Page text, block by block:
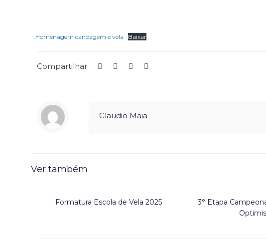
Homenagem canoagem e vela Baixar
Compartilhar
Claudio Maia
Ver também
Formatura Escola de Vela 2025
3° Etapa